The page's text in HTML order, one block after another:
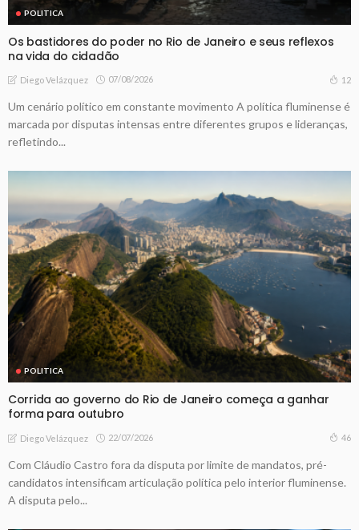
POLITICA
Os bastidores do poder no Rio de Janeiro e seus reflexos
na vida do cidadão
Diego Velázquez 07/08/2026 12
Um cenário político em constante movimento A política fluminense é
marcada por disputas intensas entre diferentes grupos e lideranças,
refletindo...
POLITICA
Corrida ao governo do Rio de Janeiro começa a ganhar
forma para outubro
Diego Velázquez 22/07/2026 46
Com Cláudio Castro fora da disputa por limite de mandatos, pré-
candidatos intensificam articulação política pelo interior fluminense.
A disputa pelo...